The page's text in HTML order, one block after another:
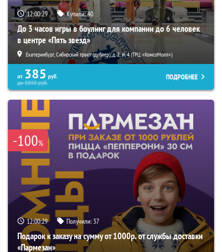
12:00:28 Купили:40
До 3 часов игры в боулинг для компании до 6 человек
в центре «Пять звезд»
Екатеринбург, Сибирский тракт (дублер), д. 2, эт. 4 (ТРЦ «КомсоМолл»)
от 385 руб.
до5850руб.
ПОДРОБНЕЕ
-100%
12:00:28 Получили: 37
Подарок к заказу на сумму от 1000р. от службы доставки
«Пармезан»